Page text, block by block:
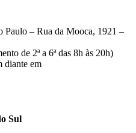
Paulo – Rua da Mooca, 1921 –
de 2ª a 6ª das 8h às 20h)
diante em
Sul